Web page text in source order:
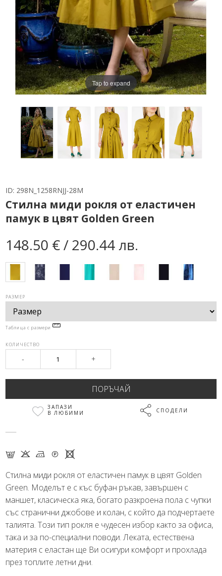
Tap to expand
ID: 298N_1258RNJJ-28M
Стилна миди рокля от еластичен
памук в цвят Golden Green
148.50 € / 290.44 лв.
РАЗМЕР
Таблица с размери
КОЛИЧЕСТВО
- +
ЗАПАЗИ
В ЛЮБИМИ
СПОДЕЛИ
F K M Q X
Стилна миди рокля от еластичен памук в цвят Golden
Green. Моделът е с къс буфан ръкав, завършен с
маншет, класическа яка, богато разкроена пола с чупки
със странични джобове и колан, с който да подчертаете
талията. Този тип рокля е чудесен избор както за офиса,
така и за по-специални поводи. Леката, естествена
материя с еластан ще Ви осигури комфорт и прохлада
през топлите летни дни.